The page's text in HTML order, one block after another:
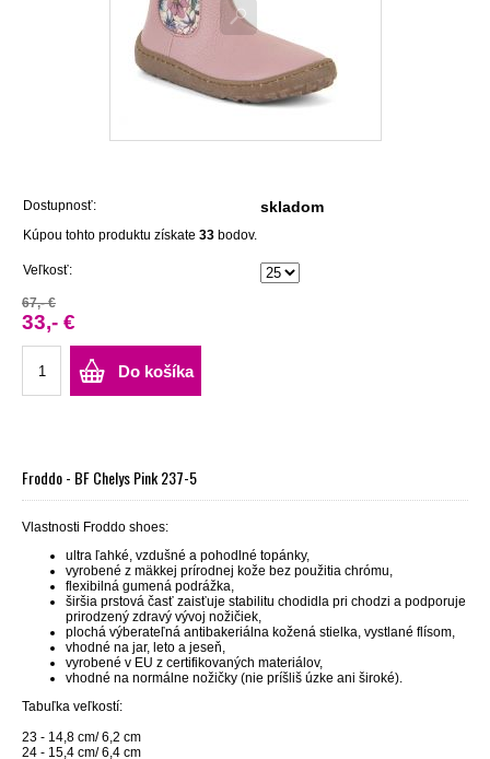
Dostupnosť: skladom
Kúpou tohto produktu získate 33 bodov.
Veľkosť:
67,- €
33,- €
Do košíka
Froddo - BF Chelys Pink 237-5
Vlastnosti Froddo shoes:
ultra ľahké, vzdušné a pohodlné topánky,
vyrobené z mäkkej prírodnej kože bez použitia chrómu,
flexibilná gumená podrážka,
širšia prstová časť zaisťuje stabilitu chodidla pri chodzi a podporuje
prirodzený zdravý vývoj nožičiek,
plochá výberateľná antibakeriálna kožená stielka, vystlané flísom,
vhodné na jar, leto a jeseň,
vyrobené v EU z certifikovaných materiálov,
vhodné na normálne nožičky (nie príšliš úzke ani široké).
Tabuľka veľkostí:
23 - 14,8 cm/ 6,2 cm
24 - 15,4 cm/ 6,4 cm